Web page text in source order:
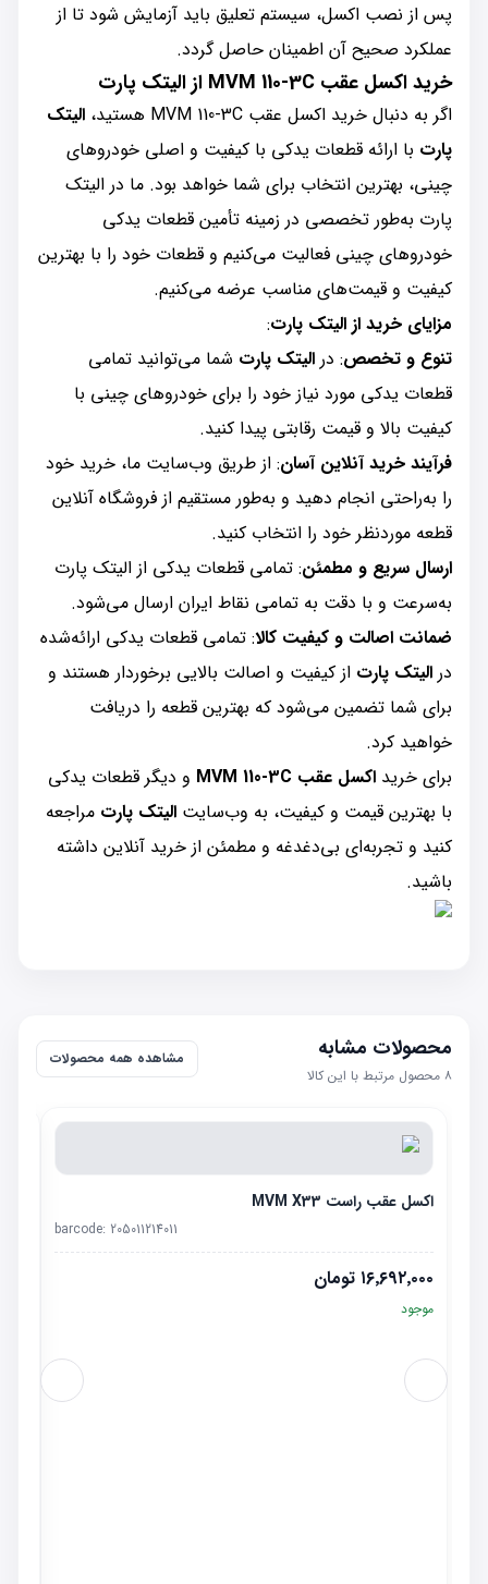
پس از نصب اکسل، سیستم تعلیق باید آزمایش شود تا از
عملکرد صحیح آن اطمینان حاصل گردد.
خرید اکسل عقب MVM 110-3C از الیتک پارت
اگر به دنبال خرید اکسل عقب MVM 110-3C هستید،
الیتک
پارت با ارائه قطعات یدکی با کیفیت و اصلی خودروهای
چینی، بهترین انتخاب برای شما خواهد بود. ما در الیتک
پارت به‌طور تخصصی در زمینه تأمین قطعات یدکی
خودروهای چینی فعالیت می‌کنیم و قطعات خود را با بهترین
کیفیت و قیمت‌های مناسب عرضه می‌کنیم.
مزایای خرید از الیتک پارت:
تنوع و تخصص: در الیتک پارت شما می‌توانید تمامی
قطعات یدکی مورد نیاز خود را برای خودروهای چینی با
کیفیت بالا و قیمت رقابتی پیدا کنید.
فرآیند خرید آنلاین آسان: از طریق وب‌سایت ما، خرید خود
را به‌راحتی انجام دهید و به‌طور مستقیم از فروشگاه آنلاین
قطعه موردنظر خود را انتخاب کنید.
ارسال سریع و مطمئن: تمامی قطعات یدکی از الیتک پارت
به‌سرعت و با دقت به تمامی نقاط ایران ارسال می‌شود.
ضمانت اصالت و کیفیت کالا: تمامی قطعات یدکی ارائه‌شده
در الیتک پارت از کیفیت و اصالت بالایی برخوردار هستند و
برای شما تضمین می‌شود که بهترین قطعه را دریافت
خواهید کرد.
برای خرید اکسل عقب MVM 110-3C
و دیگر قطعات یدکی
با بهترین قیمت و کیفیت، به وب‌سایت الیتک پارت مراجعه
کنید و تجربه‌ای بی‌دغدغه و مطمئن از خرید آنلاین داشته
باشید.
محصولات مشابه
۸ محصول مرتبط با این کالا
مشاهده همه محصولات
اکسل عقب راست MVM X33
barcode: 205011214011
۱۶٬۶۹۲٬۰۰۰ تومان
موجود